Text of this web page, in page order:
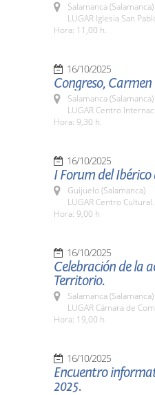
Salamanca (Salamanca)
LUGAR Iglesia San
Hora: 11,00 h.
16/10/2025
Congreso,
Salamanca (Salamanca)
LUGAR Centro
Hora: 9,30 h.
16/10/2025
I Forum del Ibérico
Guijuelo (Salamanca)
LUGAR Centro
Hora: 9,00 h
16/10/2025
Celebración de la
Territorio.
Salamanca (Salamanca)
LUGAR Cámara de
Hora: 19,00 h
16/10/2025
Encuentro
2025.